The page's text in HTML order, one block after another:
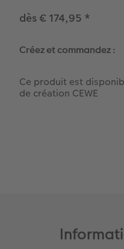
Art
Modes de
Conseils
Borne
Accessoires
Tipa
dès € 174,95 *
Créez et commandez :